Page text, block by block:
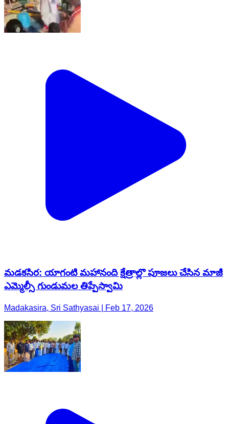
మడకసిర: యాగంటి మహానంది క్షేత్రాల్లొ పూజలు చేసిన మాజీ
ఎమ్మెల్సీ గుండుమల తిప్పేస్వామి
Madakasira, Sri Sathyasai | Feb 17, 2026